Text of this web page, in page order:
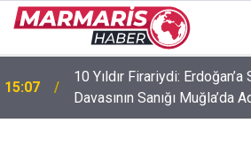
11:45
Down Sendromlu Milli
Marmaris Kaymakamı